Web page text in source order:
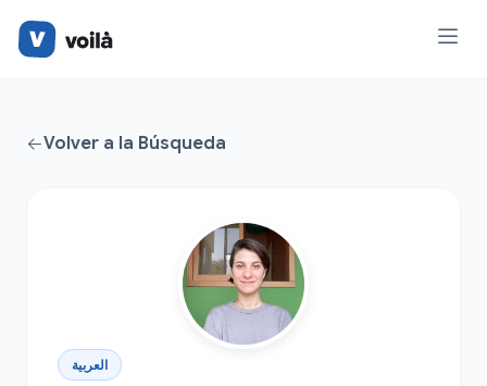
Volver a la Búsqueda
العربية